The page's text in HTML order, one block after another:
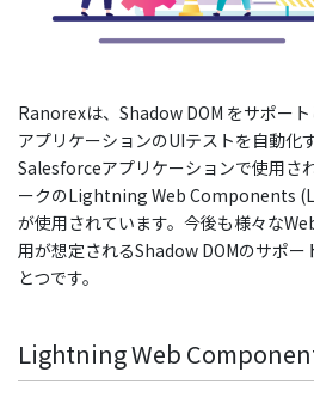
Ranorexは、Shadow DOM をサポー
アプリケーションのUIテストを自動化
Salesforceアプリケーションで使用さ
ークのLightning Web Components
が使用されています。今後も様々な
用が想定されるShadow DOMのサポ
とつです。
Lightning Web